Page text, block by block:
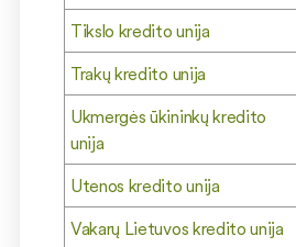
Tikslo kredito unija
Trakų kredito unija
Ukmergės ūkininkų kredito
unija
Utenos kredito unija
Vakarų Lietuvos kredito unija